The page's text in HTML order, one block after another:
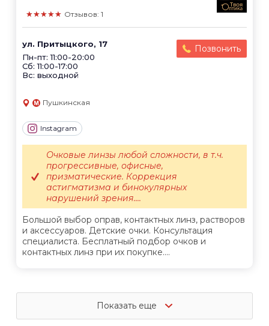
★★★★★ Отзывов: 1
ул. Притыцкого, 17
Пн-пт: 11:00-20:00
Сб: 11:00-17:00
Вс: выходной
Позвонить
Пушкинская
Instagram
Большой выбор оправ, контактных линз, растворов
и аксессуаров. Детские очки. Консультация
специалиста. Бесплатный подбор очков и
контактных линз при их покупке....
Очковые линзы любой сложности, в т.ч.
прогрессивные, офисные,
призматические. Коррекция
астигматизма и бинокулярных
нарушений зрения....
Показать еще